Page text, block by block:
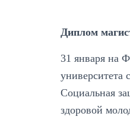
Диплом
31 января на
университета
Социальная
здоровой